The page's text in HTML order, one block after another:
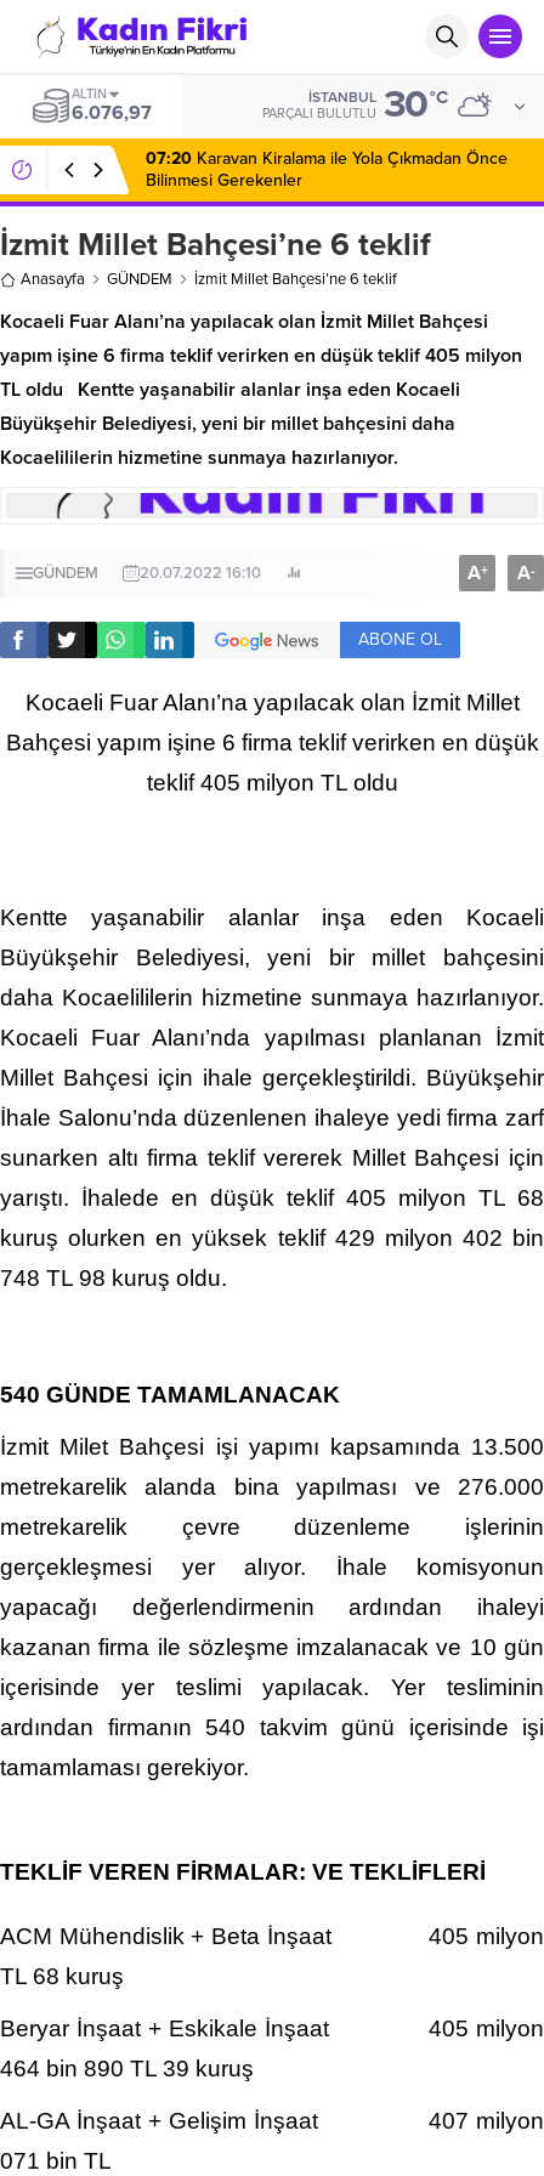
ALTIN
6.076,97
İSTANBUL
PARÇALI BULUTLU 30°C
07:20 Karavan Kiralama ile Yola Çıkmadan Önce
Bilinmesi Gerekenler
İzmit Millet Bahçesi’ne 6 teklif
Anasayfa GÜNDEM İzmit Millet Bahçesi’ne 6 teklif
Kocaeli Fuar Alanı’na yapılacak olan İzmit Millet Bahçesi
yapım işine 6 firma teklif verirken en düşük teklif 405 milyon
TL oldu Kentte yaşanabilir alanlar inşa eden Kocaeli
Büyükşehir Belediyesi, yeni bir millet bahçesini daha
Kocaelililerin hizmetine sunmaya hazırlanıyor.
GÜNDEM 20.07.2022 16:10 A+ A-
ABONE OL
Kocaeli Fuar Alanı’na yapılacak olan İzmit Millet
Bahçesi yapım işine 6 firma teklif verirken en düşük
teklif 405 milyon TL oldu
Kentte yaşanabilir alanlar inşa eden Kocaeli
Büyükşehir Belediyesi, yeni bir millet bahçesini
daha Kocaelililerin hizmetine sunmaya hazırlanıyor.
Kocaeli Fuar Alanı’nda yapılması planlanan İzmit
Millet Bahçesi için ihale gerçekleştirildi. Büyükşehir
İhale Salonu’nda düzenlenen ihaleye yedi firma zarf
sunarken altı firma teklif vererek Millet Bahçesi için
yarıştı. İhalede en düşük teklif 405 milyon TL 68
kuruş olurken en yüksek teklif 429 milyon 402 bin
748 TL 98 kuruş oldu.
540 GÜNDE TAMAMLANACAK
İzmit Milet Bahçesi işi yapımı kapsamında 13.500
metrekarelik alanda bina yapılması ve 276.000
metrekarelik çevre düzenleme işlerinin
gerçekleşmesi yer alıyor. İhale komisyonun
yapacağı değerlendirmenin ardından ihaleyi
kazanan firma ile sözleşme imzalanacak ve 10 gün
içerisinde yer teslimi yapılacak. Yer tesliminin
ardından firmanın 540 takvim günü içerisinde işi
tamamlaması gerekiyor.
TEKLİF VEREN FİRMALAR: VE TEKLİFLERİ
ACM Mühendislik + Beta İnşaat 405 milyon
TL 68 kuruş
Beryar İnşaat + Eskikale İnşaat 405 milyon
464 bin 890 TL 39 kuruş
AL-GA İnşaat + Gelişim İnşaat 407 milyon
071 bin TL